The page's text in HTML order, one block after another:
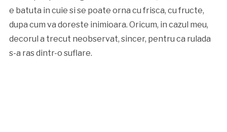
e batuta in cuie si se poate orna cu frisca, cu fructe,
dupa cum va doreste inimioara. Oricum, in cazul meu,
decorul a trecut neobservat, sincer, pentru ca rulada
s-a ras dintr-o suflare.